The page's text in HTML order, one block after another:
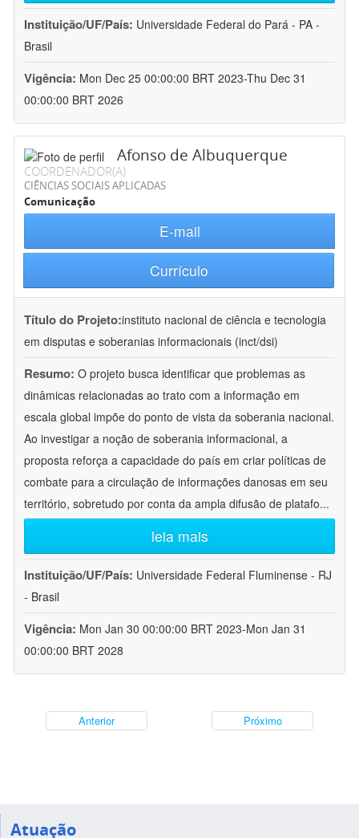
Instituição/UF/País: Universidade Federal do Pará - PA -
Brasil
Vigência: Mon Dec 25 00:00:00 BRT 2023-Thu Dec 31
00:00:00 BRT 2026
Afonso de Albuquerque
COORDENADOR(A)
CIÊNCIAS SOCIAIS APLICADAS
Comunicação
E-mail
Currículo
Título do Projeto:instituto nacional de ciência e tecnologia
em disputas e soberanias informacionais (inct/dsi)
Resumo: O projeto busca identificar que problemas as
dinâmicas relacionadas ao trato com a informação em
escala global impõe do ponto de vista da soberania nacional.
Ao investigar a noção de soberania informacional, a
proposta reforça a capacidade do país em criar políticas de
combate para a circulação de informações danosas em seu
território, sobretudo por conta da ampla difusão de platafo...
leia mais
Instituição/UF/País: Universidade Federal Fluminense - RJ
- Brasil
Vigência: Mon Jan 30 00:00:00 BRT 2023-Mon Jan 31
00:00:00 BRT 2028
Anterior Próximo
Atuação